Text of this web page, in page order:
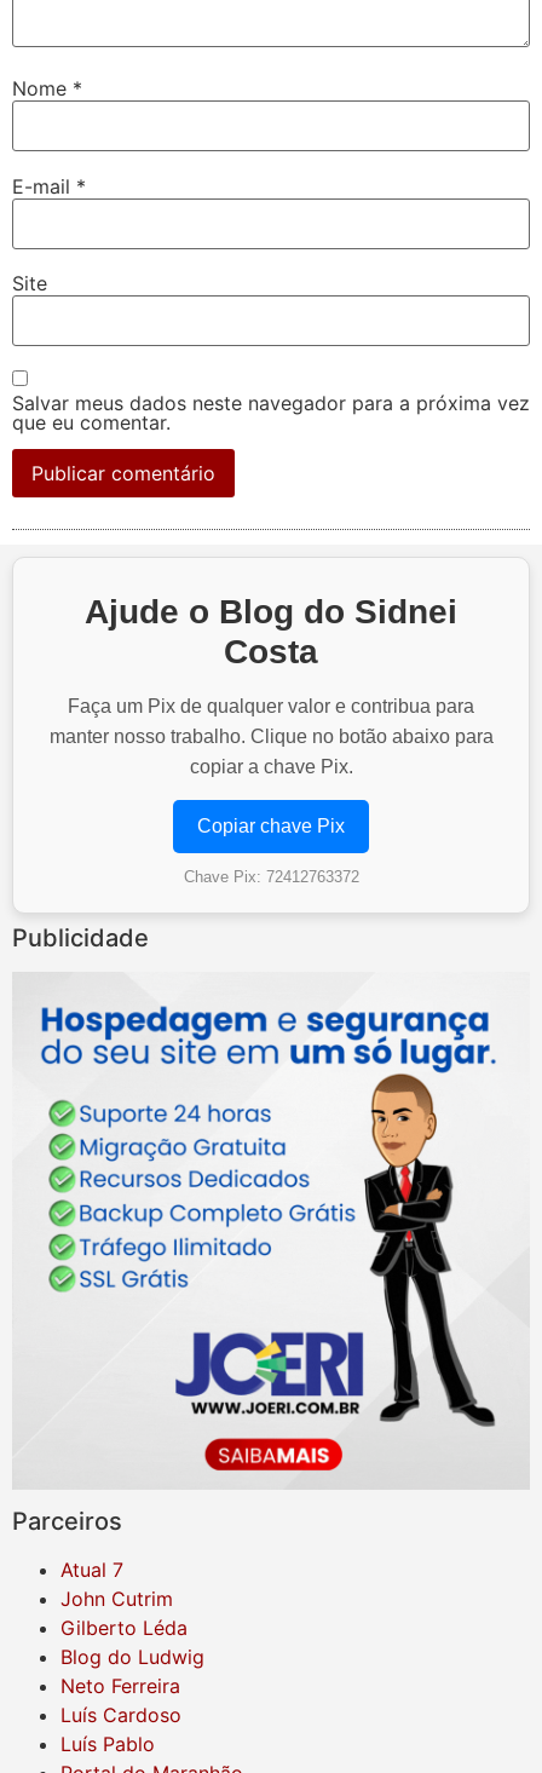
Nome *
E-mail *
Site
Salvar meus dados neste navegador para a próxima vez
que eu comentar.
Ajude o Blog do Sidnei
Costa
Faça um Pix de qualquer valor e contribua para
manter nosso trabalho. Clique no botão abaixo para
copiar a chave Pix.
Copiar chave Pix
Chave Pix: 72412763372
Publicidade
Parceiros
Atual 7
John Cutrim
Gilberto Léda
Blog do Ludwig
Neto Ferreira
Luís Cardoso
Luís Pablo